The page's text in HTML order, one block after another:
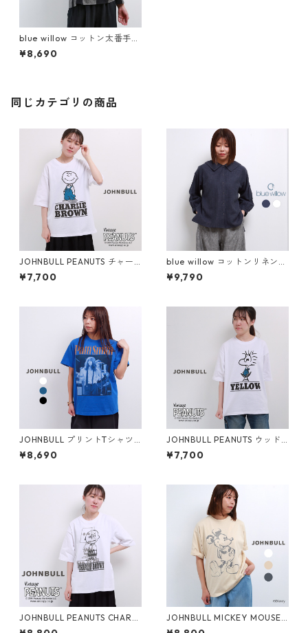
blue willow コットン太番手平
織りブロックチェック起毛ブ
ラウス レディース ブルーウィ
¥8,690
同じカテゴリの商品
JOHNBULL PEANUTS チャー
リーブラウン プリントTシャツ
レディース メンズ ジョンブル
¥7,700
blue willow コットンリネンセ
ーラーカラーブラウス レディ
ース ブルーウィロー 01ESP11
¥9,790
JOHNBULL プリントTシャツ
Patti Smith レディース メン
ズ ジョンブル パティ・スミス
¥8,690
JOHNBULL PEANUTS ウッド
ストック プリントTシャツ レ
ディース メンズ ジョンブル ス
¥7,700
JOHNBULL PEANUTS CHARLI
E BROWN プリントTシャツ
JOHNBULL MICKEY MOUSE
プリント Tシャツ レディース